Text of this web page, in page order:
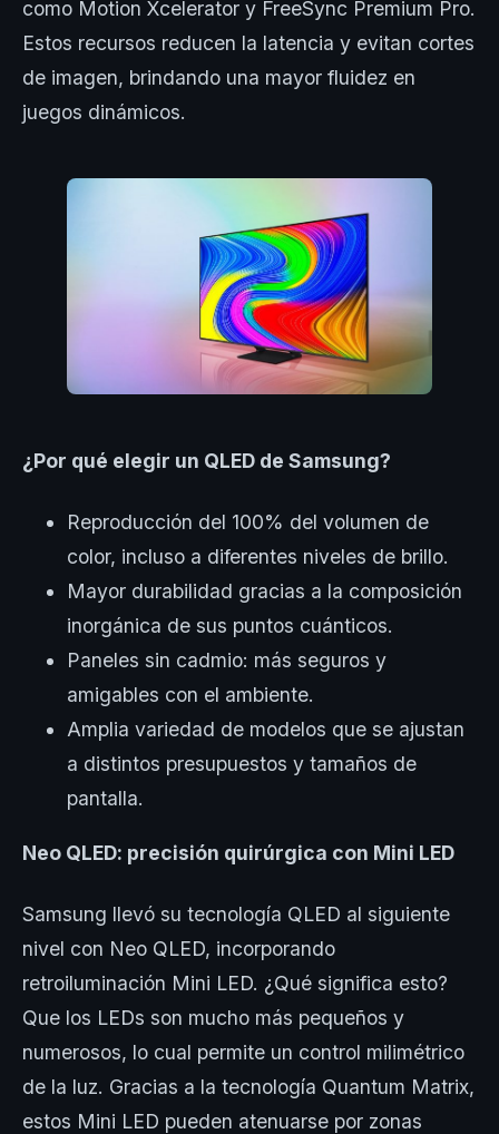
como Motion Xcelerator y FreeSync Premium Pro.
Estos recursos reducen la latencia y evitan cortes
de imagen, brindando una mayor fluidez en
juegos dinámicos.
¿Por qué elegir un QLED de Samsung?
Reproducción del 100% del volumen de
color, incluso a diferentes niveles de brillo.
Mayor durabilidad gracias a la composición
inorgánica de sus puntos cuánticos.
Paneles sin cadmio: más seguros y
amigables con el ambiente.
Amplia variedad de modelos que se ajustan
a distintos presupuestos y tamaños de
pantalla.
Neo QLED: precisión quirúrgica con Mini LED
Samsung llevó su tecnología QLED al siguiente
nivel con Neo QLED, incorporando
retroiluminación Mini LED. ¿Qué significa esto?
Que los LEDs son mucho más pequeños y
numerosos, lo cual permite un control milimétrico
de la luz. Gracias a la tecnología Quantum Matrix,
estos Mini LED pueden atenuarse por zonas